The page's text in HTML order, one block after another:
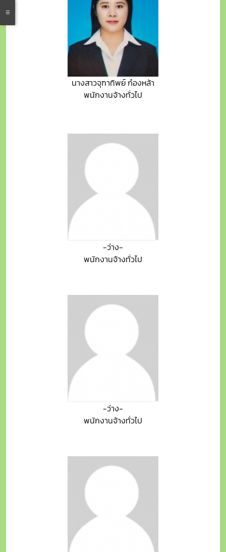
นางสาวจุฑาทิพย์ ก๋องหล้า
พนักงานจ้างทั่วไป
-ว่าง-
พนักงานจ้างทั่วไป
-ว่าง-
พนักงานจ้างทั่วไป